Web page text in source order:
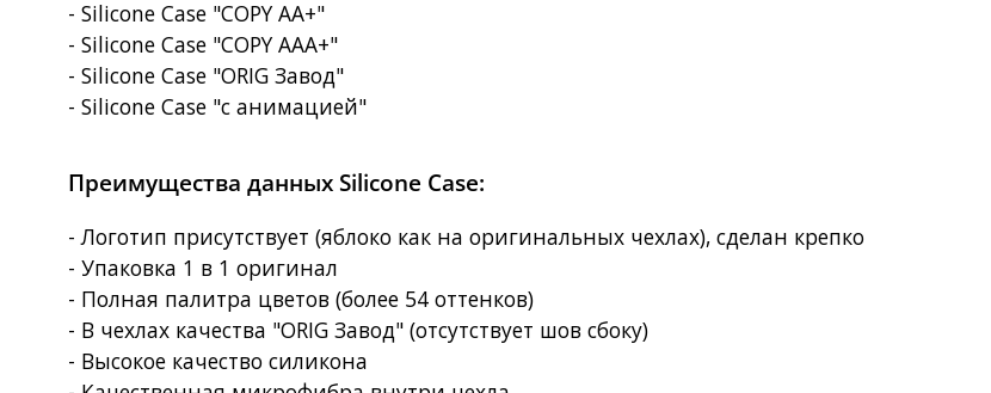
- Silicone Case "COPY AA+"
- Silicone Case "COPY AAA+"
- Silicone Case "ORIG Завод"
- Silicone Case "с анимацией"
Преимущества данных Silicone Case:
- Логотип присутствует (яблоко как на оригинальных чехлах), сделан крепко
- Упаковка 1 в 1 оригинал
- Полная палитра цветов (более 54 оттенков)
- В чехлах качества "ORIG Завод" (отсутствует шов сбоку)
- Высокое качество силикона